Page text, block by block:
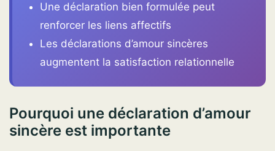
Une déclaration bien formulée peut
renforcer les liens affectifs
Les déclarations d’amour sincères
augmentent la satisfaction relationnelle
Pourquoi une déclaration d’amour
sincère est importante